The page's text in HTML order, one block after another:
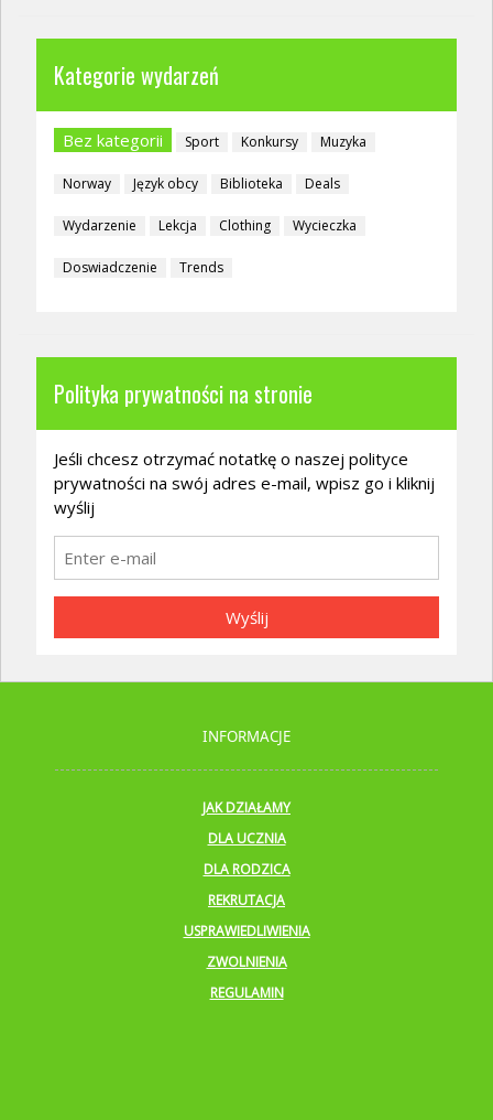
Kategorie wydarzeń
Bez kategorii Sport Konkursy Muzyka
Norway Język obcy Biblioteka Deals
Wydarzenie Lekcja Clothing Wycieczka
Doswiadczenie Trends
Polityka prywatności na stronie
Jeśli chcesz otrzymać notatkę o naszej polityce
prywatności na swój adres e-mail, wpisz go i kliknij
wyślij
Wyślij
INFORMACJE
JAK DZIAŁAMY
DLA UCZNIA
DLA RODZICA
REKRUTACJA
USPRAWIEDLIWIENIA
ZWOLNIENIA
REGULAMIN